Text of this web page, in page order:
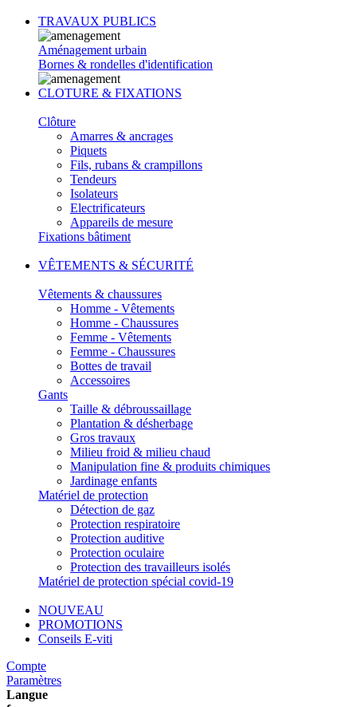
TRAVAUX PUBLICS
Aménagement urbain
Bornes & rondelles d'identification
CLOTURE & FIXATIONS
Clôture
Amarres & ancrages
Piquets
Fils, rubans & crampillons
Tendeurs
Isolateurs
Electrificateurs
Appareils de mesure
Fixations bâtiment
VÊTEMENTS & SÉCURITÉ
Vêtements & chaussures
Homme - Vêtements
Homme - Chaussures
Femme - Vêtements
Femme - Chaussures
Bottes de travail
Accessoires
Gants
Taille & débroussaillage
Plantation & désherbage
Gros travaux
Milieu froid & milieu chaud
Manipulation fine & produits chimiques
Jardinage enfants
Matériel de protection
Détection de gaz
Protection respiratoire
Protection auditive
Protection oculaire
Protection des travailleurs isolés
Matériel de protection spécial covid-19
NOUVEAU
PROMOTIONS
Conseils E-viti
Compte
Paramètres
Langue